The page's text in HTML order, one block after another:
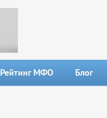
Рейтинг МФО Блог